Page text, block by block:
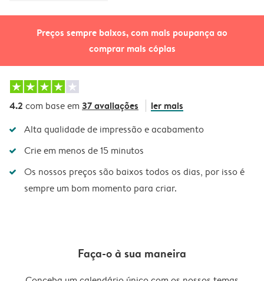
Preços sempre baixos, com mais poupança ao
comprar mais cópias
4.2 com base em 37 avaliações ler mais
Alta qualidade de impressão e acabamento
Crie em menos de 15 minutos
Os nossos preços são baixos todos os dias, por isso é
sempre um bom momento para criar.
Faça-o à sua maneira